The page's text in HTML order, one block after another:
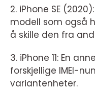
2. iPhone SE
modell som også
å skille den fra
3. iPhone 11: En
forskjellige IMEI-
variantenheter.